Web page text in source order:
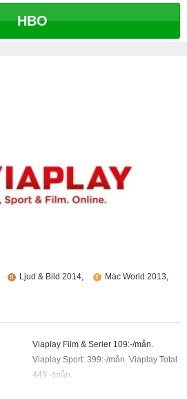
HBO
Ljud & Bild 2014,
Mac World 2013,
Viaplay Film & Serier 109:-/mån.
Viaplay Sport: 399:-/mån. Viaplay Total
449:-/mån.